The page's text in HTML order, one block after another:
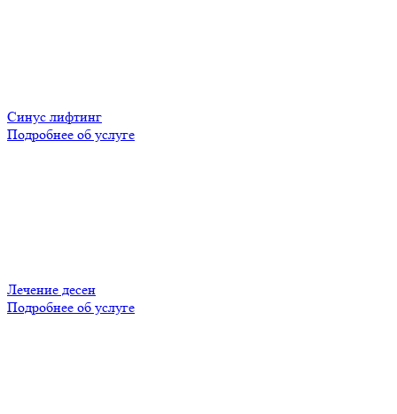
Синус лифтинг
Подробнее об услуге
Лечение десен
Подробнее об услуге